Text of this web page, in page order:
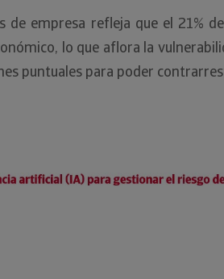
de empresa refleja que el 21%
lo que aflora la
puntuales para poder